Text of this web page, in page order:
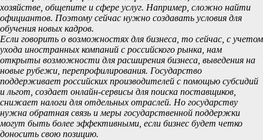
хозяйстве, общепите и сфере услуг. Например, сложно найти
официантов. Поэтому сейчас нужно создавать условия для
обучения новых кадров.
Если говорить о возможностях для бизнеса, то сейчас, с учетом
ухода иностранных компаний с российского рынка, нам
открыты возможности для расширения бизнеса, выведения на
новые рубежи, перепрофилирования. Государство
поддерживает российских производителей с помощью субсидий
и льгот, создает онлайн-сервисы для поиска поставщиков,
снижает налоги для отдельных отраслей. Но государству
нужна обратная связь и меры государственной поддержки
могут быть более эффективными, если бизнес будет четко
доносить свою позицию.